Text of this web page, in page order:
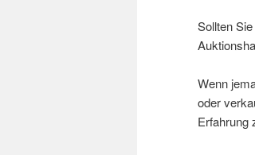
Sollten
Wenn
oder
Erfahrung